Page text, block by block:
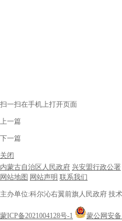
扫一扫在手机上打开页面
上一篇
下一篇
关闭
内蒙古自治区人民政府 兴安盟行政公署
网站地图 网站声明 联系我们
主办单位:科尔沁右翼前旗人民政府 技
蒙ICP备2021004128号-1 蒙公网安备